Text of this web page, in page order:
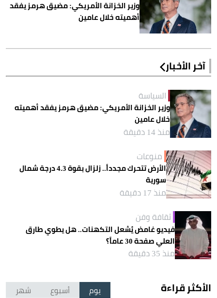
وزير الخزانة الأمريكي: مضيق هرمز يفقد
أهميته خلال عامين
آخر الأخبار
السياسة
وزير الخزانة الأمريكي: مضيق هرمز يفقد أهميته
خلال عامين
منذ 14 دقيقة
منوعات
الأرض تتحرك مجدداً.. زلزال بقوة 4.3 درجة شمال
سورية
منذ 17 دقيقة
ثقافة وفن
فيديو غامض يُشعل التكهنات.. هل يطوي طارق
العلي صفحة 30 عاماً؟
منذ 35 دقيقة
الأكثر قراءة يوم أسبوع شهر